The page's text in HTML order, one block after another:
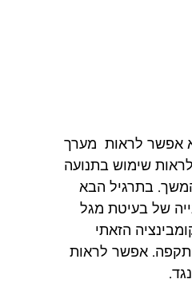
אפשר לראות  מערך
שימוש בתנועה
בתרגיל הבא
של בעיטת מגל
הזאתי
אפשר לראות